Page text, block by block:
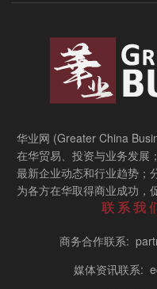
华业网 (Greater China
在华贸易、投资与业务发展
最新企业动态和行业趋势；
为各方在华取得商业成功，
联 系 我
商务合作联系:
媒体资讯联系: